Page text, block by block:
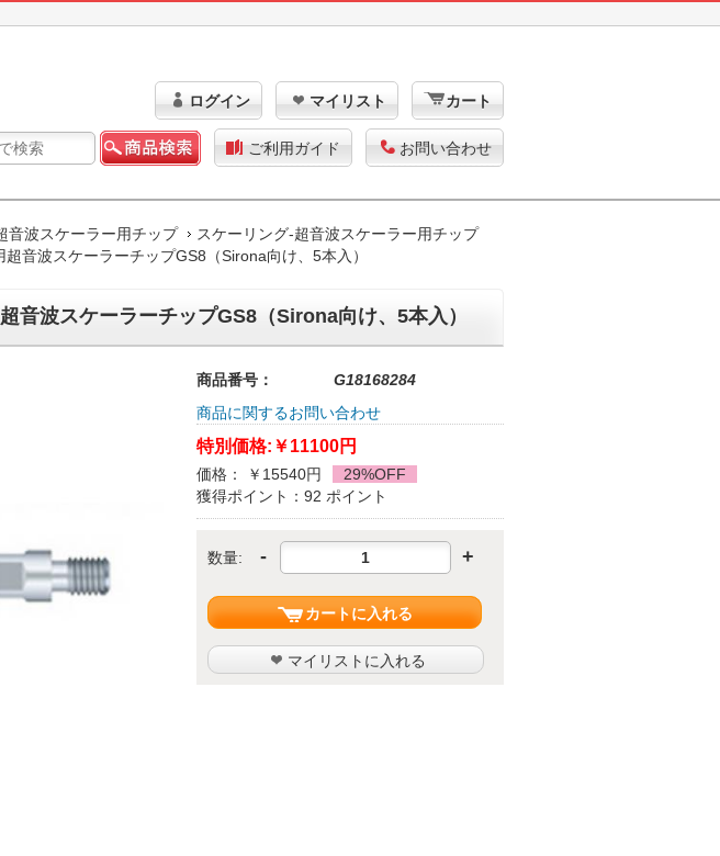
ログイン マイリスト カート
ご利用ガイド お問い合わせ
音波スケーラー用チップ
スケーリング-超音波スケーラー用チップ
音波スケーラーチップGS8（Sirona向け、5本入）
音波スケーラーチップGS8（Sirona向け、5本入）
商品番号：
G18168284
商品に関するお問い合わせ
特別価格: ￥11100円
価格： ￥15540円
29%OFF
獲得ポイント：92 ポイント
数量: - +
カートに入れる
マイリストに入れる